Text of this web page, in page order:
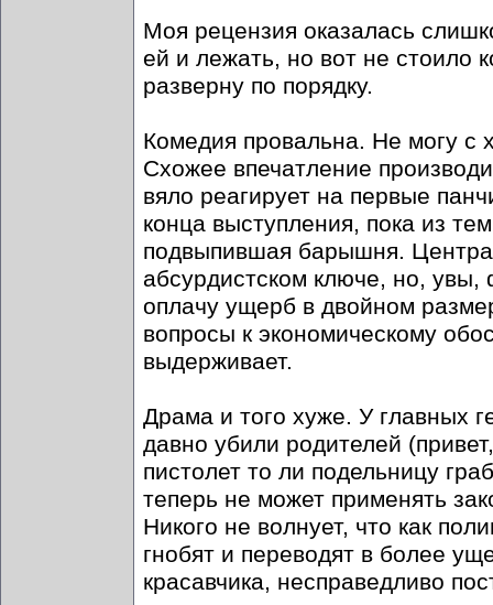
Моя рецензия оказалась
ей и лежать, но вот не стоило
разверну по порядку.
Комедия провальна. Не могу с
Схожее впечатление
вяло реагирует на первые
конца выступления, пока из
подвыпившая барышня.
абсурдистском ключе, но, увы,
оплачу ущерб в двойном
вопросы к экономическому
выдерживает.
Драма и того хуже. У главных
давно убили родителей
пистолет то ли подельницу
теперь не может применять
Никого не волнует, что как
гнобят и переводят в более
красавчика, несправедливо